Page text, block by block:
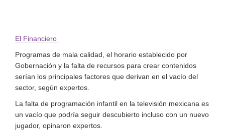
El Financiero
Programas de mala calidad, el horario establecido por
Gobernación y la falta de recursos para crear contenidos
serían los principales factores que derivan en el vacío del
sector, según expertos.
La falta de programación infantil en la televisión mexicana es
un vacío que podría seguir descubierto incluso con un nuevo
jugador, opinaron expertos.